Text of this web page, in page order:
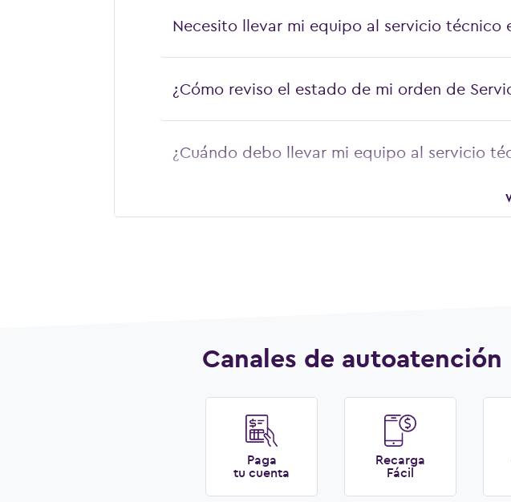
Necesito llevar mi equipo al servicio técnico
¿Cómo reviso el estado de mi orden de
¿Cuándo debo llevar mi equipo al servicio
Canales de autoatención
Paga
tu cuenta
Recarga
Fácil